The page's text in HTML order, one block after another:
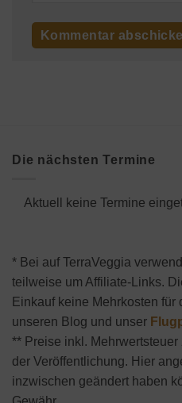
Die nächsten Termine
Aktuell keine Termine
* Bei auf TerraVeggia
teilweise um Affiliate-Links.
Einkauf keine Mehrkosten für
unseren Blog und unser
** Preise inkl.
der Veröffentlichung. Hier
inzwischen geändert haben